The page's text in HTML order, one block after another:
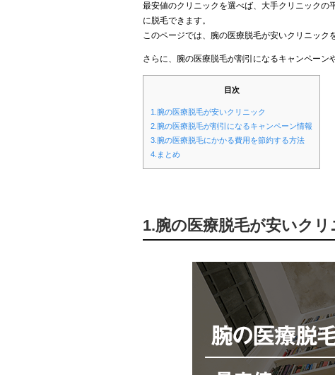
最安値のクリニックを選べば、大手クリニック
に脱毛できます。
このページでは、腕の医療脱毛が安いクリニック
さらに、腕の医療脱毛が割引になるキャンペーン
目次
1.腕の医療脱毛が安いクリニック
2.腕の医療脱毛が割引になるキャンペーン情報
3.腕の医療脱毛にかかる費用を節約する方法
4.まとめ
1.腕の医療脱毛が安いクリ